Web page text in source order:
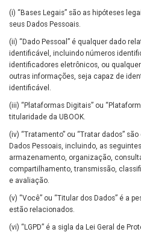
(i) “Bases Legais” são as hipóteses
seus Dados Pessoais.
(ii) “Dado Pessoal” é qualquer dado
identificável, incluindo números
identificadores eletrônicos, ou
outras informações, seja capaz de
identificável.
(iii) “Plataformas Digitais” ou
titularidade da UBOOK.
(iv) “Tratamento” ou “Tratar dados”
Dados Pessoais, incluindo, as
armazenamento, organização,
compartilhamento, transmissão,
e avaliação.
(v) “Você” ou “Titular dos Dados” é a
estão relacionados.
(vi) “LGPD” é a sigla da Lei Geral de